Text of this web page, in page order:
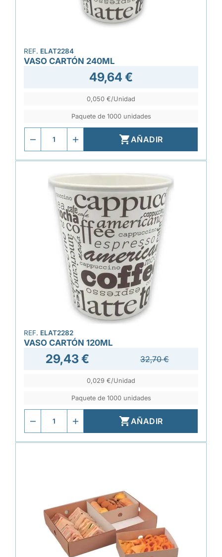
REF. ELAT2284
VASO CARTÓN 240ML
49,64 €
0,050 €/Unidad
Paquete de 1000 unidades
AÑADIR
REF. ELAT2282
VASO CARTÓN 120ML
29,43 € 32,70 €
0,029 €/Unidad
Paquete de 1000 unidades
AÑADIR